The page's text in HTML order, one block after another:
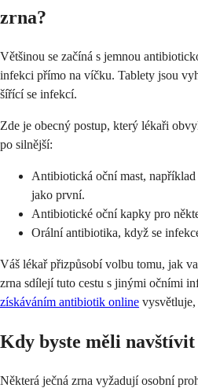
zrna?
Většinou se začíná s jemnou
infekci přímo na víčku. Tablety jsou
šířící se infekcí.
Zde je obecný postup, který lékaři
po silnější:
Antibiotická oční mast,
jako první.
Antibiotické oční kapky pro
Orální antibiotika, když se
Váš lékař přizpůsobí volbu tomu, jak
zrna sdílejí tuto cestu s jinými očními
získáváním antibiotik online
Kdy byste měli navštívit
Některá ječná zrna vyžadují osobní